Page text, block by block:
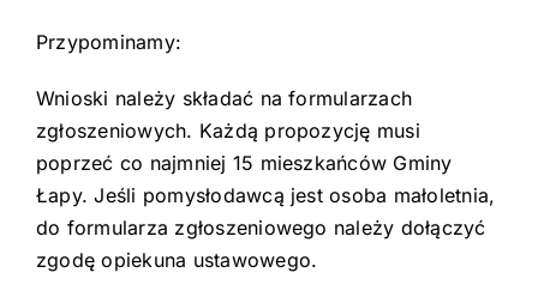
Przypominamy:
Wnioski należy składać na formularzach
zgłoszeniowych. Każdą propozycję musi
poprzeć co najmniej 15 mieszkańców Gminy
Łapy. Jeśli pomysłodawcą jest osoba małoletnia,
do formularza zgłoszeniowego należy dołączyć
zgodę opiekuna ustawowego.